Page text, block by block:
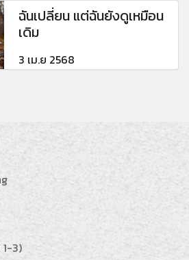
ฉันเปลี่ยน แต่ฉันยังดูเหมือน
เดิม
3 เม.ย 2568
1-3)